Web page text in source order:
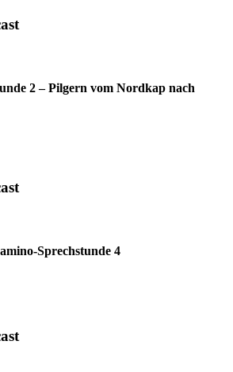
2 – Pilgern vom Nordkap nach
Sprechstunde 4